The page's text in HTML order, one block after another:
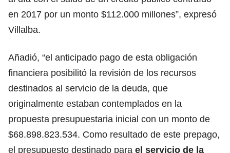
en 2017 por un monto $112.000 millones”, expresó
Villalba.
Añadió, “el anticipado pago de esta obligación
financiera posibilitó la revisión de los recursos
destinados al servicio de la deuda, que
originalmente estaban contemplados en la
propuesta presupuestaria inicial con un monto de
$68.898.823.534. Como resultado de este prepago,
el presupuesto destinado para el servicio de la